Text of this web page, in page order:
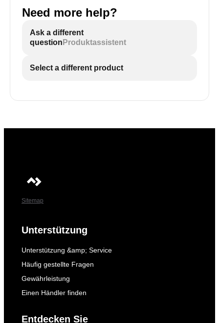
Need more help?
Ask a different
question Produktassistent
Select a different product
Sitemap
Unterstützung
Unterstützung &amp; Service
Häufig gestellte Fragen
Gewährleistung
Einen Händler finden
Entdecken Sie